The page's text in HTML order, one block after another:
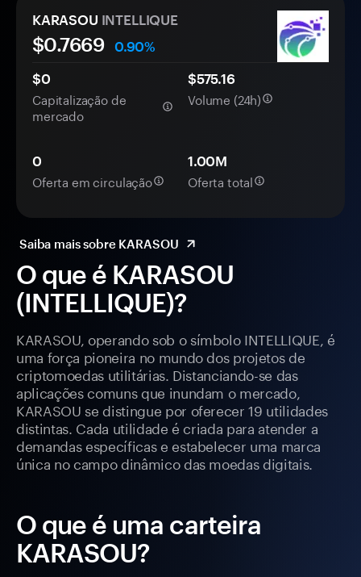
O que é KARASOU
(INTELLIQUE)?
KARASOU, operando sob o símbolo INTELLIQUE, é
uma força pioneira no mundo dos projetos de
criptomoedas utilitárias. Distanciando-se das
aplicações comuns que inundam o mercado,
KARASOU se distingue por oferecer 19 utilidades
distintas. Cada utilidade é criada para atender a
demandas específicas e estabelecer uma marca
única no campo dinâmico das moedas digitais.
O que é uma carteira
KARASOU?
KARASOU INTELLIQUE
$0.7669
0.90%
$0
Capitalização de
mercado
$575.16
Volume (24h)
0
Oferta em circulação
1.00M
Oferta total
Saiba mais sobre KARASOU